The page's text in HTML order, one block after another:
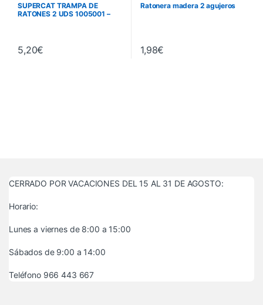
SUPERCAT TRAMPA DE
RATONES 2 UDS 1005001 –
5,20€
Ratonera madera 2 agujeros
1,98€
CERRADO POR VACACIONES DEL 15 AL 31 DE AGOSTO:
Horario:
Lunes a viernes de 8:00 a 15:00
Sábados de 9:00 a 14:00
Teléfono 966 443 667